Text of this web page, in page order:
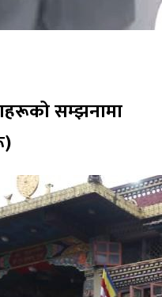
सम्झनामा